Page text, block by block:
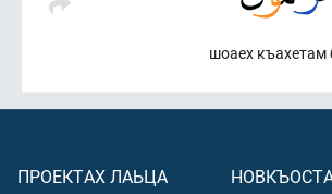
шоаех къахетам
ПРОЕКТАХ ЛАЬЦА